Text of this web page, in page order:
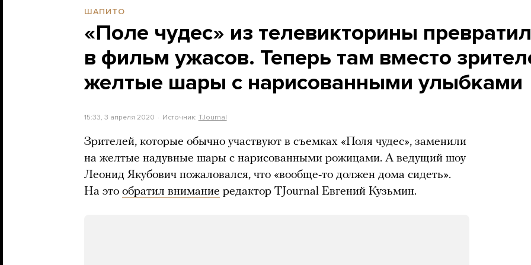
ШАПИТО
«Поле чудес» из телевикторины
в фильм ужасов. Теперь там вместо
желтые шары с нарисованными улыбками
15:33, 3 апреля 2020 Источник: TJournal
Зрителей, которые обычно участвуют в съемках «Поля чудес», заменили
на желтые надувные шары с нарисованными рожицами. А ведущий шоу
Леонид Якубович пожаловался, что «вообще-то должен дома сидеть».
На это обратил внимание редактор TJournal Евгений Кузьмин.